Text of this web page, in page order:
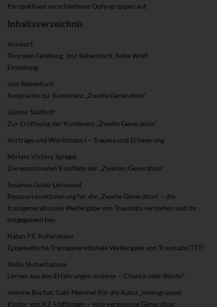
Perspektiven verschiedener Opfergruppen auf.
Inhaltsverzeichnis
Vorwort
Thorsten Fehlberg, Jost Rebentisch, Anke Wolf
Einleitung
Jost Rebentisch
Ansprache zur Konferenz „Zweite Generation“
Günter Saathoff
Zur Eröffnung der Konferenz „Zweite Generation“
Vorträge und Workshops I – Trauma und Erinnerung
Miriam Victory Spiegel
Die emotionalen Konflikte der „Zweiten Generation“
Susanne Guski-Leinwand
Ressourcenaktivierung für die „Zweite Generation“ – die
transgenerationale Weitergabe von Traumata verstehen und ihr
entgegenwirken
Natan P.F. Kellermann
Epigenetische Transgenerationale Weitergabe von Traumata (TTT)
Stella Shcherbatova
Lernen aus den Erfahrungen anderer – Chance oder Bürde?
Jeanine Bochat, Gabi Mehmel (für die Autor_innengruppe)
Kinder von KZ-Häftlingen – eine vergessene Generation